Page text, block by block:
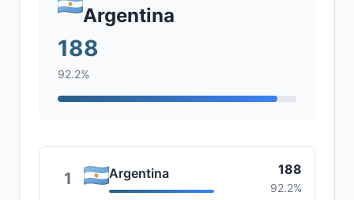
Argentina
188
92.2%
1 Argentina 188
92.2%